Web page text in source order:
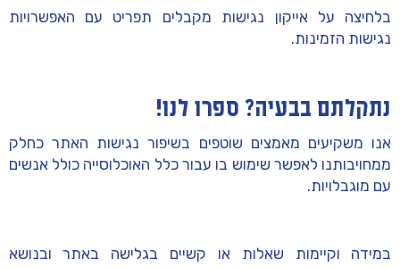
בלחיצה על אייקון נגישות מקבלים תפריט עם האפשרויות
נגישות הזמינות.
נתקלתם בבעיה? ספרו לנו!
אנו משקיעים מאמצים שוטפים בשיפור נגישות האתר כחלק
ממחויבותנו לאפשר שימוש בו עבור כלל האוכלוסייה כולל אנשים
עם מוגבלויות.
במידה וקיימות שאלות או קשיים בגלישה באתר ובנושא